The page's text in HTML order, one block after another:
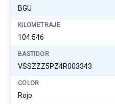
BGU
KILOMETRAJE
104.546
BASTIDOR
VSSZZZ5PZ4R003343
COLOR
Rojo